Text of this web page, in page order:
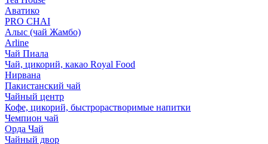
Аватико
PRO CHAI
Алыс (чай Жамбо)
Arline
Чай Пиала
Чай, цикорий, какао Royal Food
Нирвана
Пакистанский чай
Чайный центр
Кофе, цикорий, быстрорастворимые напитки
Чемпион чай
Орда Чай
Чайный двор